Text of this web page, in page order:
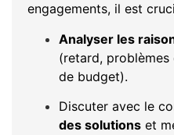
engagements, il est
Analyser les
(retard, problèmes
de budget).
Discuter avec le
des solutions et